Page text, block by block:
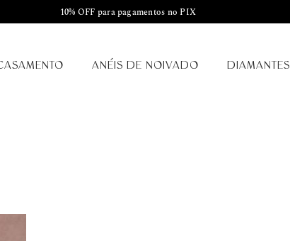
10% OFF para pagamentos no PIX
ANÉIS DE NOIVADO DIAMANTES